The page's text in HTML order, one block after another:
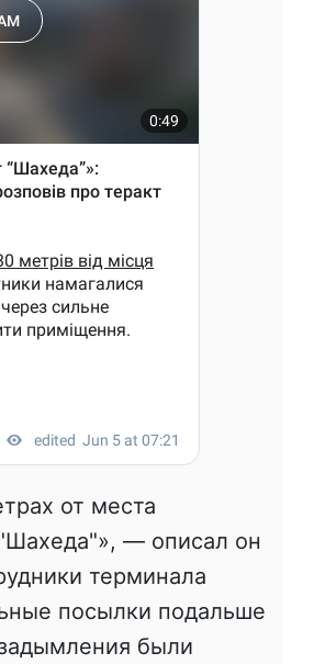
от места
— описал он
терминала
посылки подальше
были